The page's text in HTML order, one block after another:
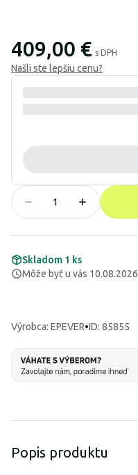
409,00 € s DPH
Našli ste lepšiu cenu?
Skladom 1 ks
Môže byť u vás 10.08.2026
Výrobca: EPEVER•ID: 85855
Popis produktu